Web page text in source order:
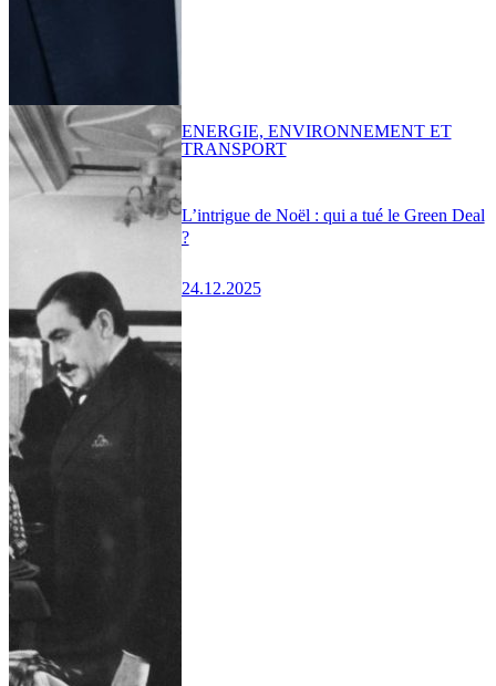
L’intrigue de Noël : qui a tué le Green Deal
?
24.12.2025
ENERGIE, ENVIRONNEMENT ET
TRANSPORT